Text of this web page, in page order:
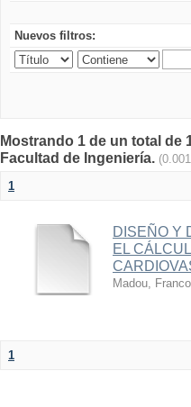
Nuevos filtros:
Mostrando 1 de un total de
Facultad de Ingeniería.
1
DISEÑO Y
EL
Madou, Franco
1